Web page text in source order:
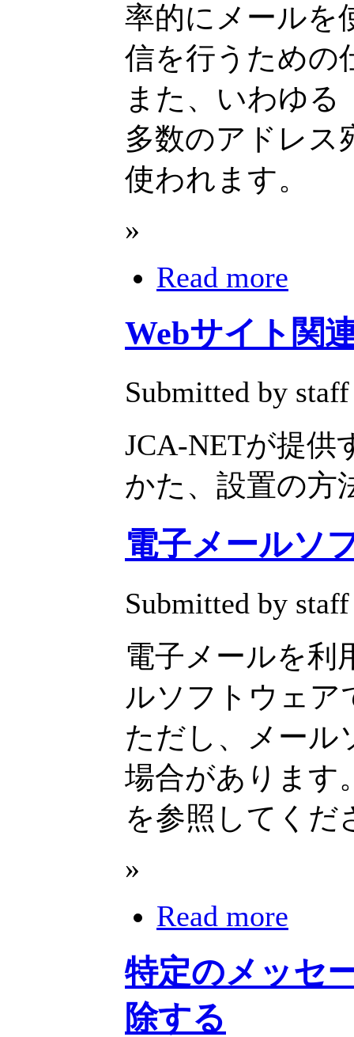
率的にメールを
信を行うための
また、いわゆ
多数のアドレス
使われます。
»
Read more
Webサイト関
Submitted by
JCA-NETが提供
かた、設置の方
電子メールソ
Submitted by
電子メールを利
ルソフトウェア
ただし、メール
場合があります
を参照してくだ
»
Read more
特定のメッセ
除する